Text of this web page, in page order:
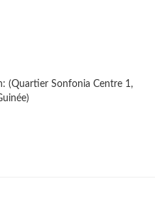
(Quartier Sonfonia Centre 1,